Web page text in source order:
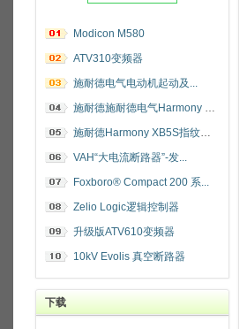
Modicon M580
ATV310变频器
施耐德电气电动机起动及...
施耐德施耐德电气Harmony 指纹开关
施耐德Harmony XB5S指纹识别开关
VAH“大电流断路器”-发...
Foxboro® Compact 200 系...
Zelio Logic逻辑控制器
升级版ATV610变频器
10kV Evolis 真空断路器
下载